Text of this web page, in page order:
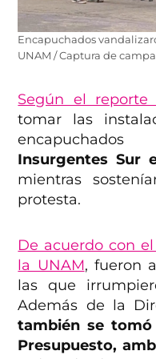
Encapuchados
UNAM / Captura de
Según el reporte
tomar las
encapuchados
Insurgentes Sur
mientras
protesta.
De acuerdo con
la UNAM, fueron
las que
Además de la
también se tomó
Presupuesto,